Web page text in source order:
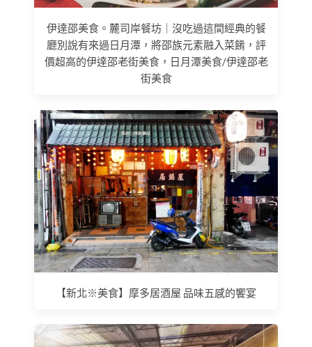
伊達邵美食。麓司岸餐坊｜沒吃過這間經典的餐
廳別說有來過日月潭，將邵族元素融入菜餚，評
價超高的伊達邵老街美食，日月潭美食/伊達邵老
街美食
【新北※美食】摩多居酒屋 品味五感的饗宴